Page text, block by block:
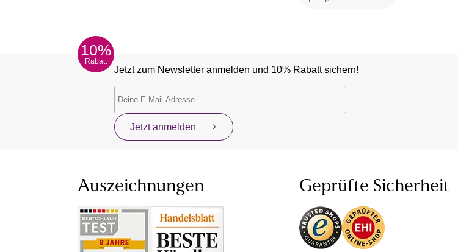
10%
Rabatt
Jetzt zum Newsletter anmelden und 10% Rabatt sichern!
Jetzt anmelden
Auszeichnungen Geprüfte Sicherheit